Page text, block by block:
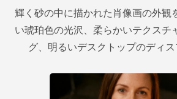
輝く砂の中に描かれた肖像画の外観
い琥珀色の光沢、柔らかいテクスチ
グ、明るいデスクトップのディ